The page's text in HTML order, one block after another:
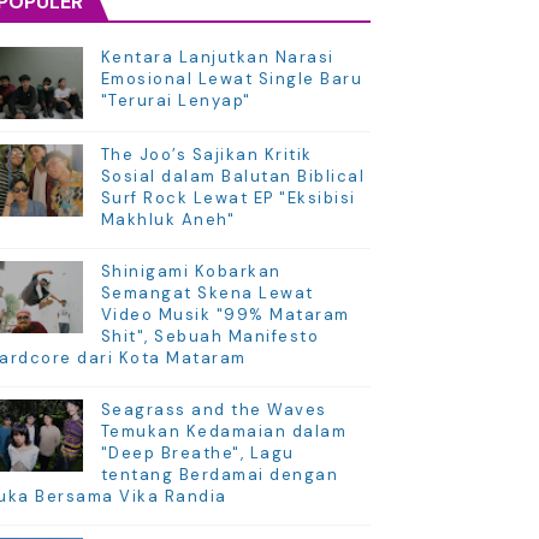
Kentara Lanjutkan Narasi
Emosional Lewat Single Baru
"Terurai Lenyap"
The Joo’s Sajikan Kritik
Sosial dalam Balutan Biblical
Surf Rock Lewat EP "Eksibisi
Makhluk Aneh"
Shinigami Kobarkan
Semangat Skena Lewat
Video Musik "99% Mataram
Shit", Sebuah Manifesto
dari Kota Mataram
Seagrass and the Waves
Temukan Kedamaian dalam
"Deep Breathe", Lagu
tentang Berdamai dengan
Bersama Vika Randia